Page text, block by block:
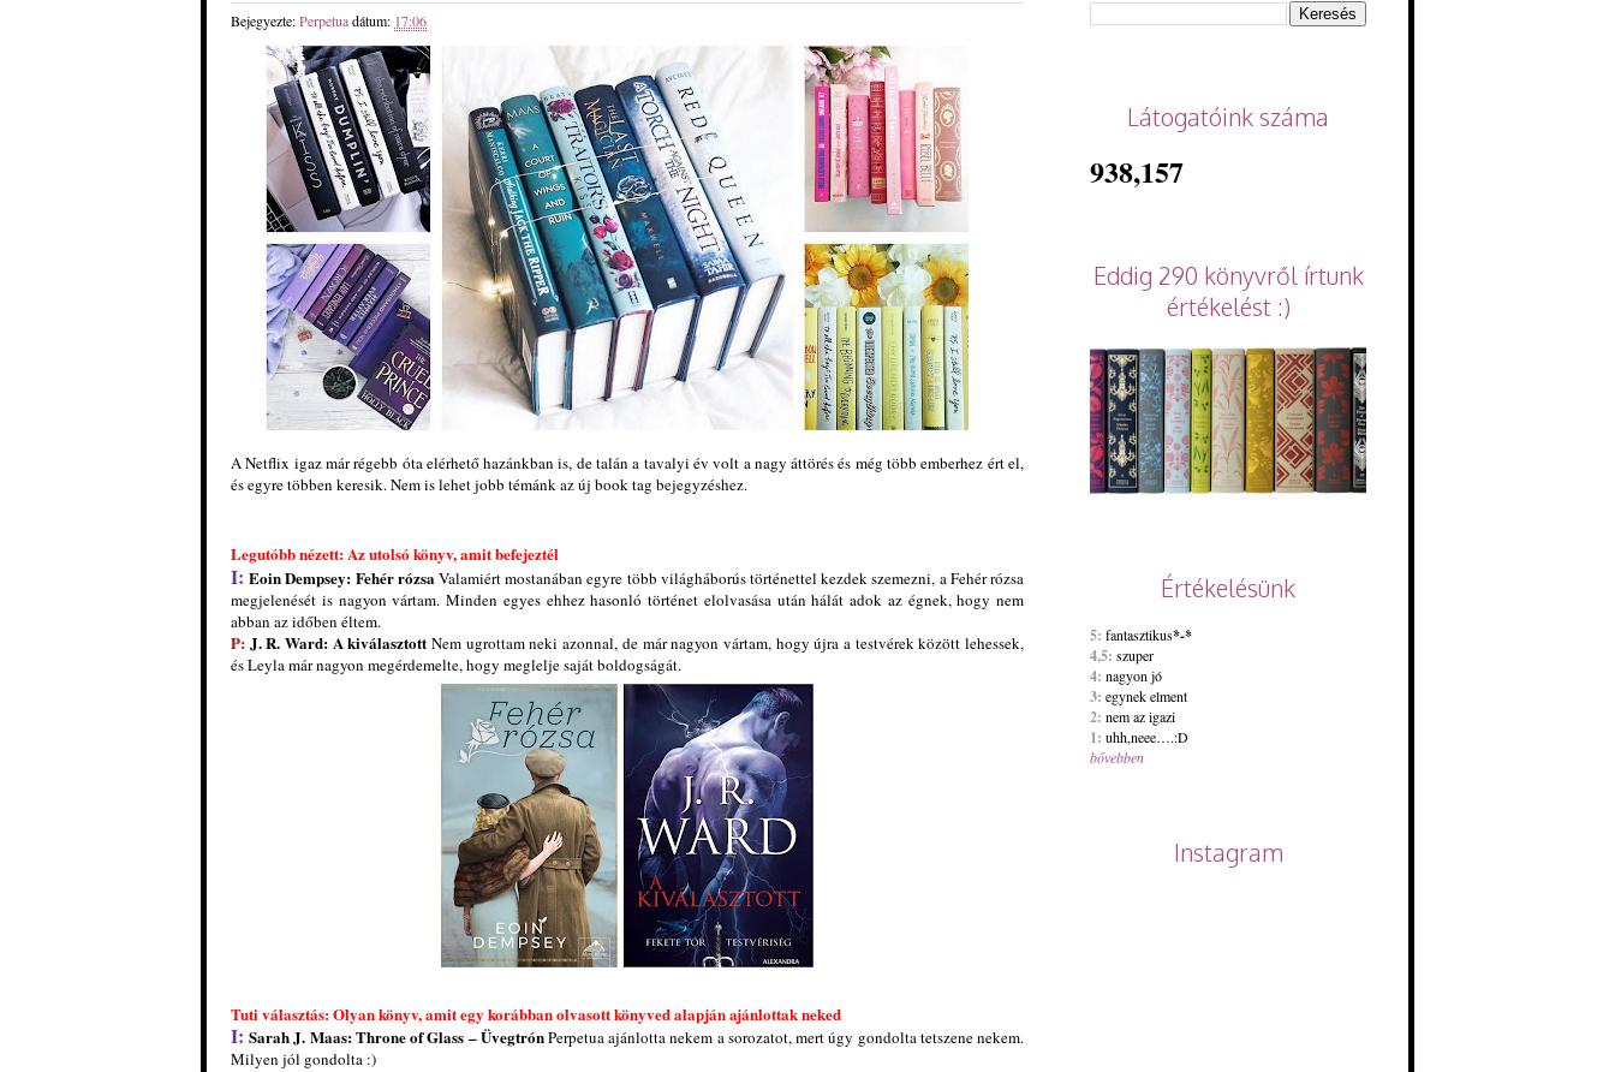
Bejegyezte:Perpetuadátum: 17:06
A Netflix igaz már régebb óta elérhető hazánkban is, de talán a tavalyi év volt a nagy áttörés és még több emberhez ért el,
és egyre többen keresik. Nem is lehet jobb témánk az új book tag bejegyzéshez.
Legutóbb nézett: Az utolsó könyv, amit befejeztél
I:Eoin Dempsey: Fehér rózsaValamiért mostanában egyre több világháborús történettel kezdek szemezni, a Fehér rózsa
megjelenését is nagyon vártam. Minden egyes ehhez hasonló történet elolvasása után hálát adok az égnek, hogy nem
abban az időben éltem.
P: J. R. Ward: A kiválasztottNem ugrottam neki azonnal, de már nagyon vártam, hogy újra a testvérek között lehessek,
és Leyla már nagyon megérdemelte, hogy meglelje saját boldogságát.
Tuti választás: Olyan könyv, amit egy korábban olvasott könyved alapján ajánlottak neked
I:Sarah J. Maas: Throne ​of Glass – ÜvegtrónPerpetua ajánlotta nekem a sorozatot, mert úgy gondolta tetszene nekem.
Milyen jól gondolta :)
Látogatóink száma
938,157
Eddig 290 könyvről írtunk
értékelést :)
Értékelésünk
5: fantasztikus*-*
4,5: szuper
4: nagyon jó
3: egynek elment
2: nem az igazi
1: uhh,neee….:D
bővebben
Instagram